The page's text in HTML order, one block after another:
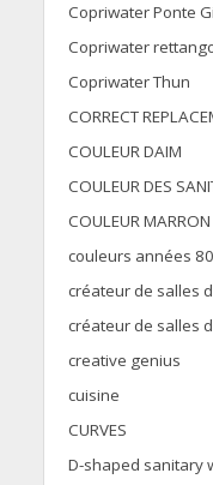
Copriwater Ponte
Copriwater
Copriwater Thun
CORRECT
COULEUR DAIM
COULEUR DES
COULEUR MARRON
couleurs années
créateur de salles
créateur de salles
creative genius
cuisine
CURVES
D-shaped sanitary